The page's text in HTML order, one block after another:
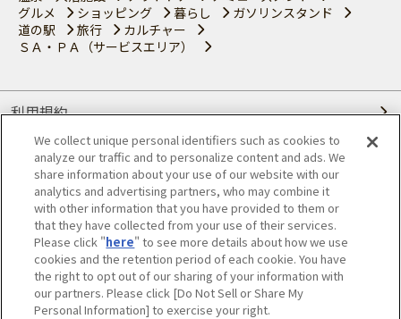
グルメ
ショッピング 暮らし
ガソリンスタンド
道の駅
旅行
カルチャー
ＳＡ・ＰＡ（サービスエリア）
利用規約
個人情報の取り扱いについて
会員優待サービスの提携をご検討の方へ
JAFホームページ
© JAPAN AUTOMOBILE FEDERATION. All rights reserved.
We collect unique personal identifiers such as cookies to
analyze our traffic and to personalize content and ads. We
share information about your use of our website with our
analytics and advertising partners, who may combine it
with other information that you have provided to them or
that they have collected from your use of their services.
Please click "here" to see more details about how we use
cookies and the retention period of each cookie. You have
the right to opt out of our sharing of your information with
our partners. Please click [Do Not Sell or Share My
Personal Information] to exercise your right.